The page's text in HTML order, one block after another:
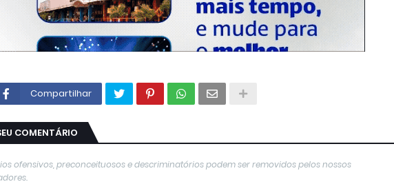
Compartilhar
COMENTÁRIO
ofensivos, preconceituosos e descriminatórios podem ser removidos pelos nossos